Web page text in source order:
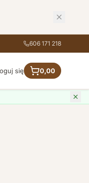
606 171 218
się 0,00